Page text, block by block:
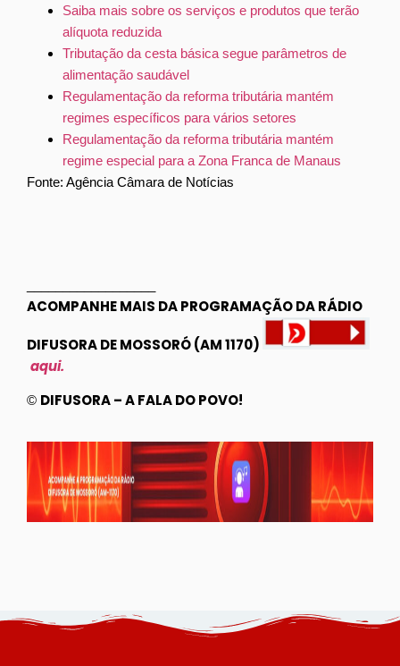
Saiba mais sobre os serviços e produtos que terão
alíquota reduzida
Tributação da cesta básica segue parâmetros de
alimentação saudável
Regulamentação da reforma tributária mantém
regimes específicos para vários setores
Regulamentação da reforma tributária mantém
regime especial para a Zona Franca de Manaus
Fonte: Agência Câmara de Notícias
ACOMPANHE MAIS DA PROGRAMAÇÃO DA RÁDIO
DIFUSORA DE MOSSORÓ (AM 1170)
aqui.
© DIFUSORA – A FALA DO POVO!